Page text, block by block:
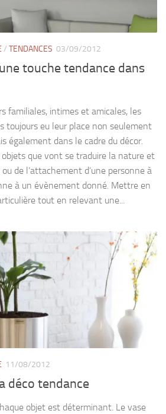
/ TENDANCES 03/09/2012
touche tendance dans
familiales, intimes et amicales, les
toujours eu leur place non seulement
également dans le cadre du décor.
objets que vont se traduire la nature et
de l’attachement d’une personne à
à un évènement donné. Mettre en
tout en relevant une...
11/08/2012
déco tendance
objet est déterminant. Le vase